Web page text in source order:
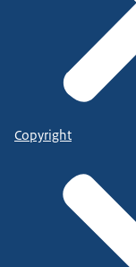
Copyright